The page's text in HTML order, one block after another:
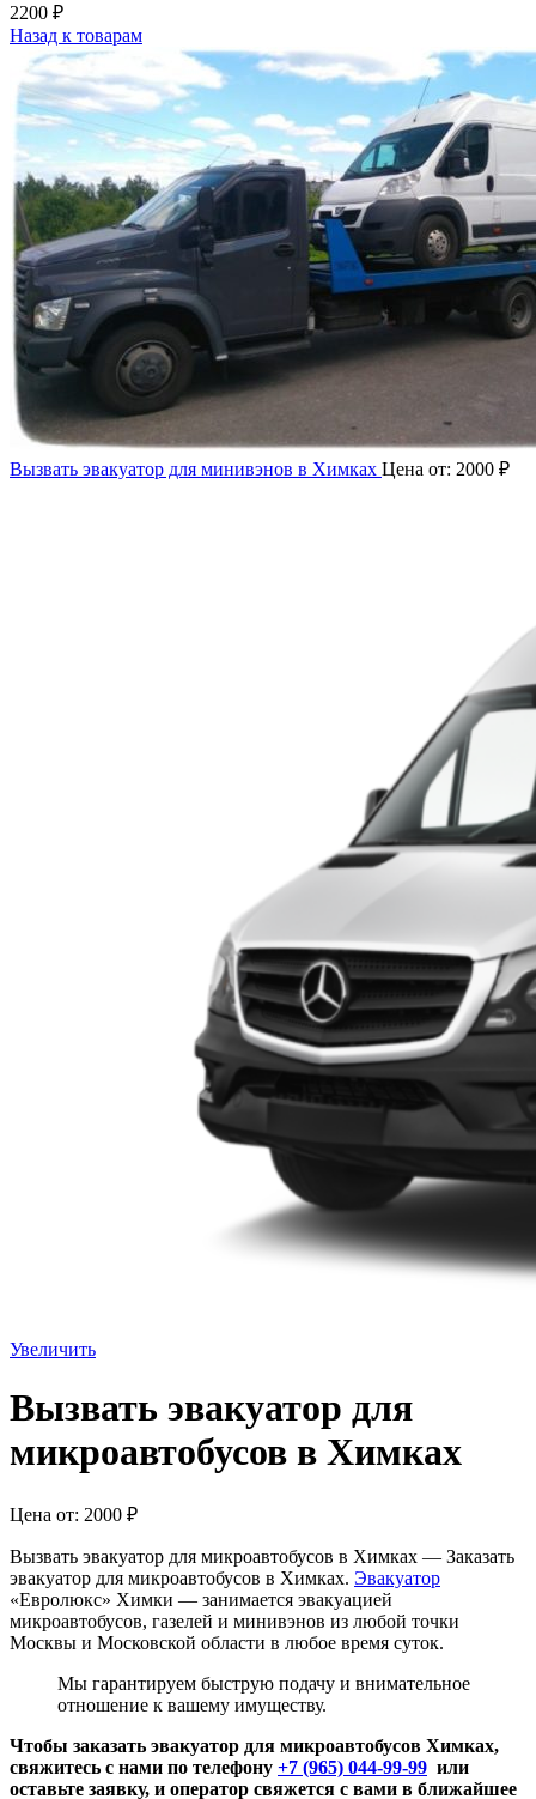
2200 ₽
Назад к товарам
Вызвать эвакуатор для минивэнов в Химках Цена от: 2000 ₽
Увеличить
Вызвать эвакуатор для
микроавтобусов в Химках
Цена от: 2000 ₽
Вызвать эвакуатор для микроавтобусов в Химках — Заказать
эвакуатор для микроавтобусов в Химках. Эвакуатор
«Евролюкс» Химки — занимается эвакуацией
микроавтобусов, газелей и минивэнов из любой точки
Москвы и Московской области в любое время суток.
Мы гарантируем быструю подачу и внимательное
отношение к вашему имуществу.
Чтобы заказать эвакуатор для микроавтобусов Химках,
свяжитесь с нами по телефону +7 (965) 044-99-99 или
оставьте заявку, и оператор свяжется с вами в ближайшее